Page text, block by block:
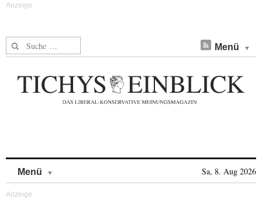
Suche nach: Menü
Menü Sa, 8. Aug 2026